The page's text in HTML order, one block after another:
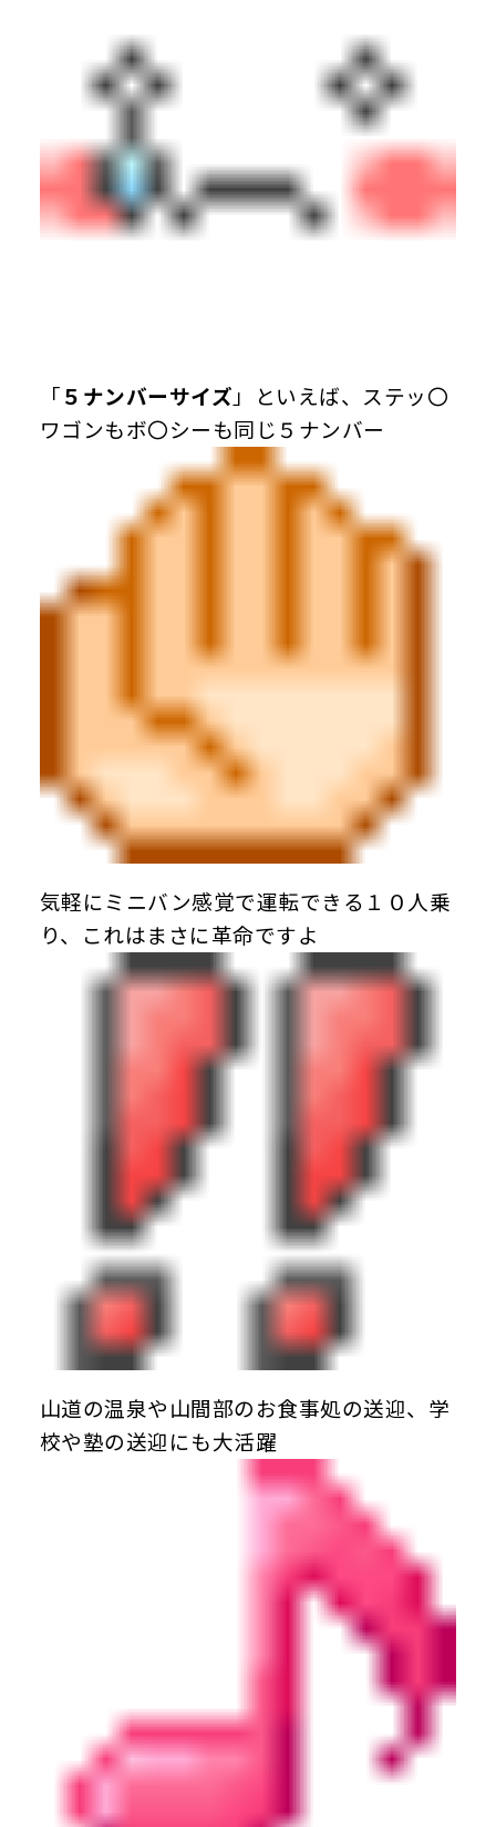
「５ナンバーサイズ 」といえば、ステッ〇
ワゴンもボ〇シーも同じ５ナンバー
気軽にミニバン感覚で運転できる１０人乗
り、これはまさに革命ですよ
山道の温泉や山間部のお食事処の送迎、学
校や塾の送迎にも大活躍